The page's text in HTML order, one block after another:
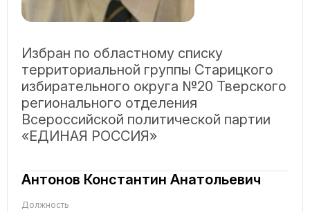
Избран по областному списку
территориальной группы Старицкого
избирательного округа №20 Тверского
регионального отделения
Всероссийской политической партии
«ЕДИНАЯ РОССИЯ»
Антонов Константин Анатольевич
Должность